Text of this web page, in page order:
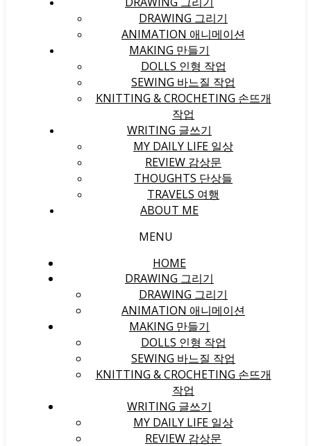
DRAWING 그리기
ANIMATION 애니메이션
MAKING 만들기
DOLLS 인형 작업
SEWING 바느질 작업
KNITTING & CROCHETING 손뜨개
작업
WRITING 글쓰기
MY DAILY LIFE 일상
REVIEW 감상문
THOUGHTS 단상들
TRAVELS 여행
ABOUT ME
MENU
HOME
DRAWING 그리기
DRAWING 그리기
ANIMATION 애니메이션
MAKING 만들기
DOLLS 인형 작업
SEWING 바느질 작업
KNITTING & CROCHETING 손뜨개
작업
WRITING 글쓰기
MY DAILY LIFE 일상
REVIEW 감상문